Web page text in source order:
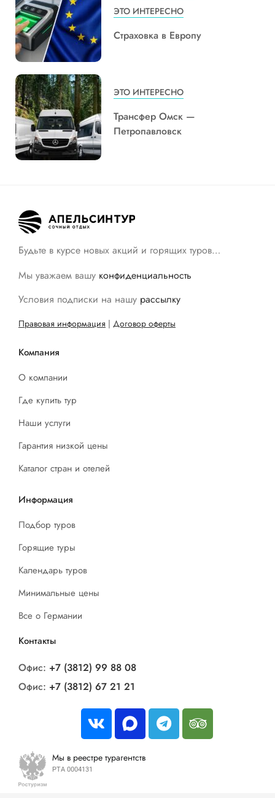
ЭТО ИНТЕРЕСНО
Страховка в Европу
ЭТО ИНТЕРЕСНО
Трансфер Омск —
Петропавловск
Будьте в курсе новых акций и горящих туров…
Мы уважаем вашу конфиденциальность
Условия подписки на нашу рассылку
Правовая информация | Договор оферты
Компания
О компании
Где купить тур
Наши услуги
Гарантия низкой цены
Каталог стран и отелей
Информация
Подбор туров
Горящие туры
Календарь туров
Минимальные цены
Все о Германии
Контакты
Офис: +7 (3812) 99 88 08
Офис: +7 (3812) 67 21 21
Мы в реестре турагентств
РТА 0004131